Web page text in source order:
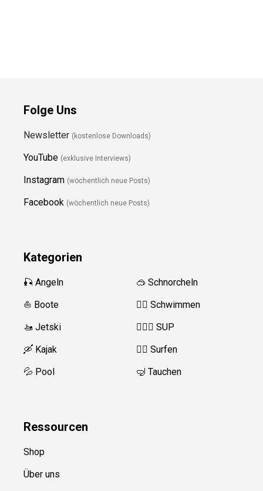
Folge Uns
Newsletter (kostenlose Downloads)
YouTube (exklusive Interviews)
Instagram (wöchentlich neue Posts)
Facebook (wöchentlich neue Posts)
Kategorien
🎣 Angeln
⛵️ Boote
🚤 Jetski
🛶 Kajak
💦 Pool
🥽 Schnorcheln
🏊‍♂️ Schwimmen
🏄‍♀️🛶 SUP
🏄‍♂️ Surfen
🤿 Tauchen
Ressourcen
Shop
Über uns